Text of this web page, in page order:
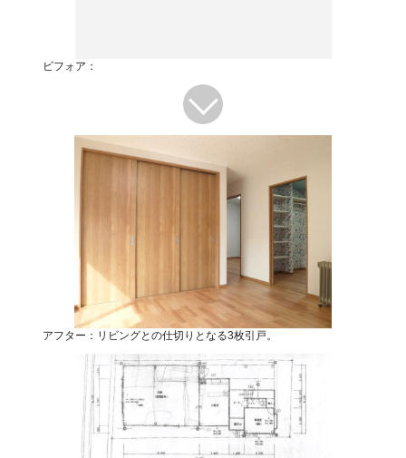
ビフォア：
アフター：リビングとの仕切りとなる3枚引戸。